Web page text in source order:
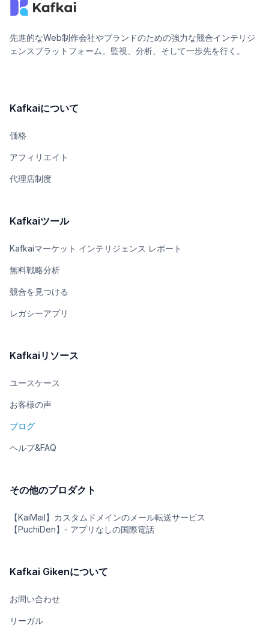
先進的なWeb制作会社やブランドのための強力な競合インテリジ
ェンスプラットフォーム。監視、分析、そして一歩先を行く。
Kafkaiについて
価格
アフィリエイト
代理店制度
Kafkaiツール
Kafkaiマーケット インテリジェンス レポート
無料戦略分析
競合を見つける
レガシーアプリ
Kafkaiリソース
ユースケース
お客様の声
ブログ
ヘルプ&FAQ
その他のプロダクト
【KaiMail】カスタムドメインのメール転送サービス
【PuchiDen】- アプリなしの国際電話
Kafkai Gikenについて
お問い合わせ
リーガル